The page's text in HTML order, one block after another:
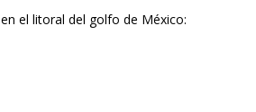
el litoral del golfo de México: